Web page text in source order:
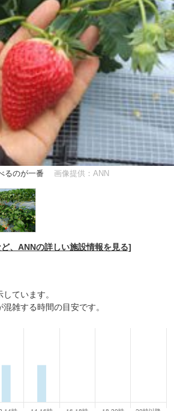
るのが一番 画像提供：ANN
、ANNの詳しい施設情報を見る]
ています。
雑する時間の目安です。